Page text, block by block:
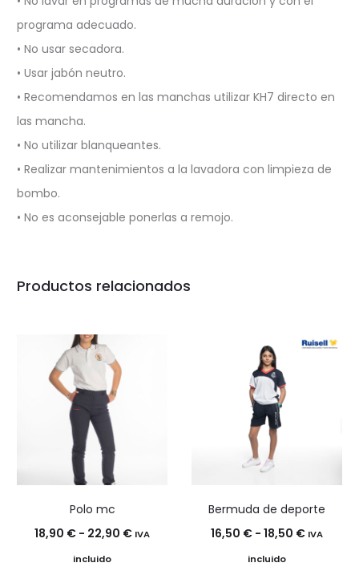
programa adecuado.
• No usar secadora.
• Usar jabón neutro.
• Recomendamos en las manchas utilizar KH7 directo en
las mancha.
• No utilizar blanqueantes.
• Realizar mantenimientos a la lavadora con limpieza de
bombo.
• No es aconsejable ponerlas a remojo.
Productos relacionados
Polo mc
18,90 € - 22,90 €Rango
IVA
incluido
Bermuda de deporte
16,50 € - 18,50 €Rango
IVA
incluido